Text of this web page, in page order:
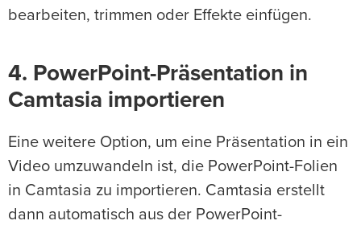
bearbeiten, trimmen oder Effekte einfügen.
4. PowerPoint-Präsentation in
Camtasia importieren
Eine weitere Option, um eine Präsentation in ein
Video umzuwandeln ist, die PowerPoint-Folien
in Camtasia zu importieren. Camtasia erstellt
dann automatisch aus der PowerPoint-